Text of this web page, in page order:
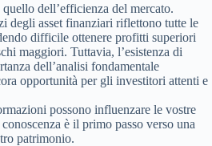
quello dell’efficienza del mercato.
degli asset finanziari riflettono tutte le
difficile ottenere profitti superiori
maggiori. Tuttavia, l’esistenza di
dell’analisi fondamentale
opportunità per gli investitori attenti e
possono influenzare le vostre
è il primo passo verso una
patrimonio.